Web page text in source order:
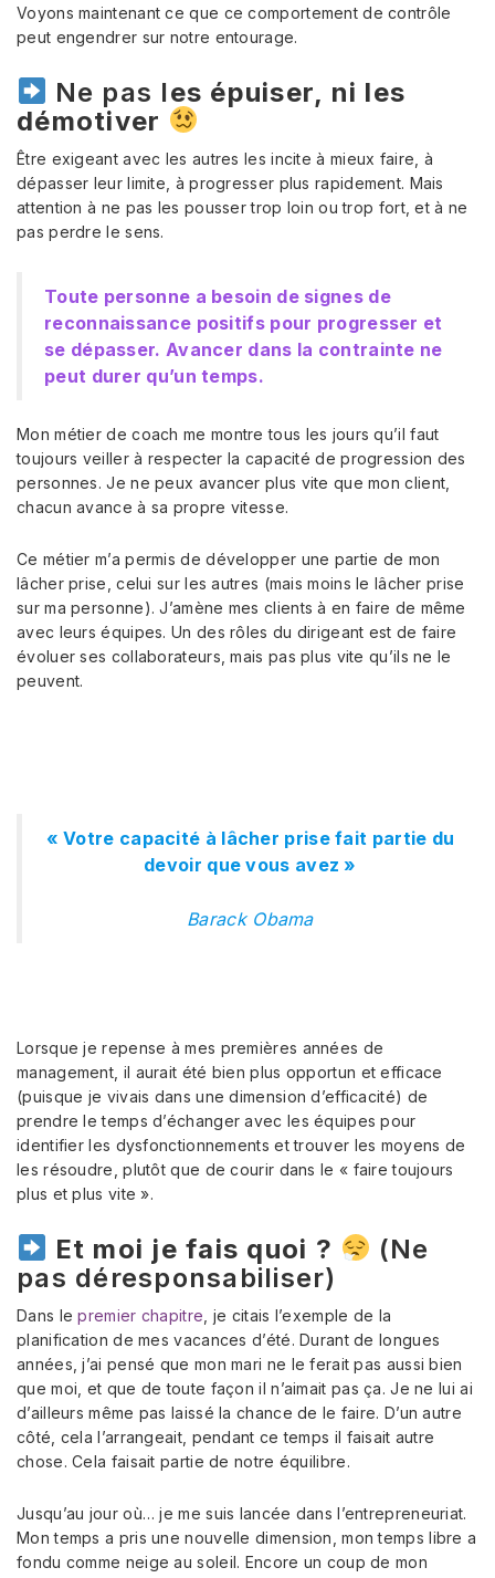
Voyons maintenant ce que ce comportement de contrôle
peut engendrer sur notre entourage.
Ne pas les épuiser, ni les
démotiver
Être exigeant avec les autres les incite à mieux faire, à
dépasser leur limite, à progresser plus rapidement. Mais
attention à ne pas les pousser trop loin ou trop fort, et à ne
pas perdre le sens.
Toute personne a besoin de signes de
reconnaissance positifs pour progresser et
se dépasser. Avancer dans la contrainte ne
peut durer qu’un temps.
Mon métier de coach me montre tous les jours qu’il faut
toujours veiller à respecter la capacité de progression des
personnes. Je ne peux avancer plus vite que mon client,
chacun avance à sa propre vitesse.
Ce métier m’a permis de développer une partie de mon
lâcher prise, celui sur les autres (mais moins le lâcher prise
sur ma personne). J’amène mes clients à en faire de même
avec leurs équipes. Un des rôles du dirigeant est de faire
évoluer ses collaborateurs, mais pas plus vite qu’ils ne le
peuvent.
« Votre capacité à lâcher prise fait partie du
devoir que vous avez »
Barack Obama
Lorsque je repense à mes premières années de
management, il aurait été bien plus opportun et efficace
(puisque je vivais dans une dimension d’efficacité) de
prendre le temps d’échanger avec les équipes pour
identifier les dysfonctionnements et trouver les moyens de
les résoudre, plutôt que de courir dans le « faire toujours
plus et plus vite ».
Et moi je fais quoi ?
(Ne
pas déresponsabiliser)
Dans lepremier chapitre , je citais l’exemple de la
planification de mes vacances d’été. Durant de longues
années, j’ai pensé que mon mari ne le ferait pas aussi bien
que moi, et que de toute façon il n’aimait pas ça. Je ne lui ai
d’ailleurs même pas laissé la chance de le faire. D’un autre
côté, cela l’arrangeait, pendant ce temps il faisait autre
chose. Cela faisait partie de notre équilibre.
Jusqu’au jour où… je me suis lancée dans l’entrepreneuriat.
Mon temps a pris une nouvelle dimension, mon temps libre a
fondu comme neige au soleil. Encore un coup de mon